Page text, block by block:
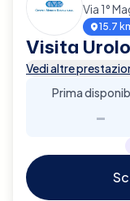
Via 1°
15.7
Visita
Vedi altre
Prima
-